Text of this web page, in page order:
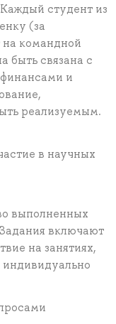
студент из
(за
на командной
быть связана с
и
реализуемым.
в научных
выполненных
включают
на занятиях,